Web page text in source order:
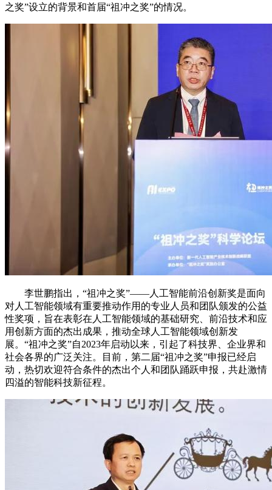
之奖”设立的背景和首届“祖冲之奖”的情况。
李世鹏指出，“祖冲之奖”――人工智能前沿创新奖是面向
对人工智能领域有重要推动作用的专业人员和团队颁发的公益
性奖项，旨在表彰在人工智能领域的基础研究、前沿技术和应
用创新方面的杰出成果，推动全球人工智能领域创新发
展。“祖冲之奖”自2023年启动以来，引起了科技界、企业界和
社会各界的广泛关注。目前，第二届“祖冲之奖”申报已经启
动，热切欢迎符合条件的杰出个人和团队踊跃申报，共赴激情
四溢的智能科技新征程。